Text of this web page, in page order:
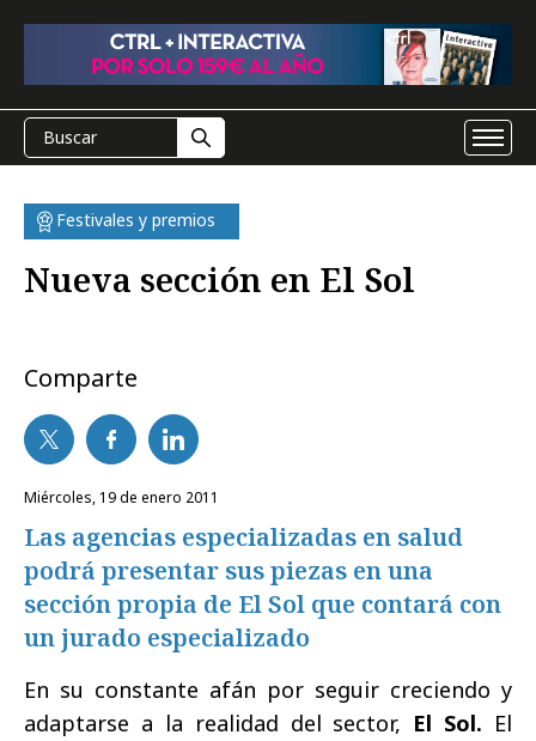
Festivales y premios
Nueva sección en El Sol
Comparte
miércoles, 19 de enero 2011
Las agencias especializadas en salud
podrá presentar sus piezas en una
sección propia de El Sol que contará con
un jurado especializado
En su constante afán por seguir creciendo y
adaptarse a la realidad del sector, El Sol. El